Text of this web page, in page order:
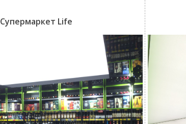
Супермаркет Life